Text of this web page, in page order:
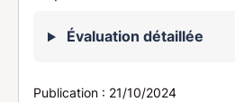
Évaluation détaillée
Publication : 21/10/2024